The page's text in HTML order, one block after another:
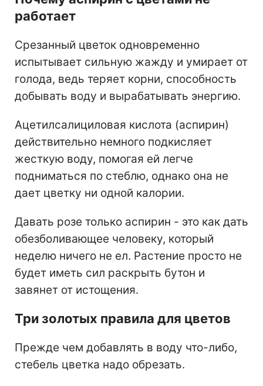
работает
Срезанный цветок одновременно
испытывает сильную жажду и умирает от
голода, ведь теряет корни, способность
добывать воду и вырабатывать энергию.
Ацетилсалициловая кислота (аспирин)
действительно немного подкисляет
жесткую воду, помогая ей легче
подниматься по стеблю, однако она не
дает цветку ни одной калории.
Давать розе только аспирин - это как дать
обезболивающее человеку, который
неделю ничего не ел. Растение просто не
будет иметь сил раскрыть бутон и
завянет от истощения.
Три золотых правила для цветов
Прежде чем добавлять в воду что-либо,
стебель цветка надо обрезать.